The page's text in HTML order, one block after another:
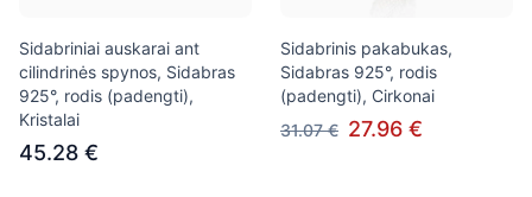
Sidabriniai auskarai ant
cilindrinės spynos, Sidabras
925°, rodis (padengti),
Kristalai
45.28 €
Sidabrinis pakabukas,
Sidabras 925°, rodis
(padengti), Cirkonai
31.07 € 27.96 €